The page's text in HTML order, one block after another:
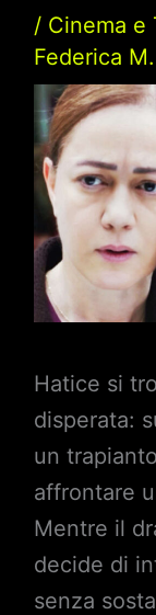
/ Cinema e
Federica M.
Hatice si
disperata:
un
affrontare
Mentre il
decide di
senza